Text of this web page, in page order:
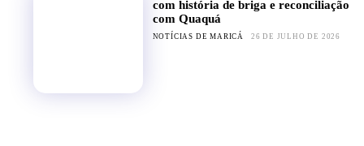
com história de briga e reconciliação
com Quaquá
NOTÍCIAS DE MARICÁ 26 DE JULHO DE 2026